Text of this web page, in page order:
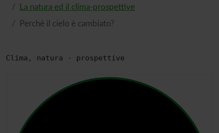
La natura ed il clima-prospettive
Perchè il cielo è cambiato?
Clima, natura - prospettive